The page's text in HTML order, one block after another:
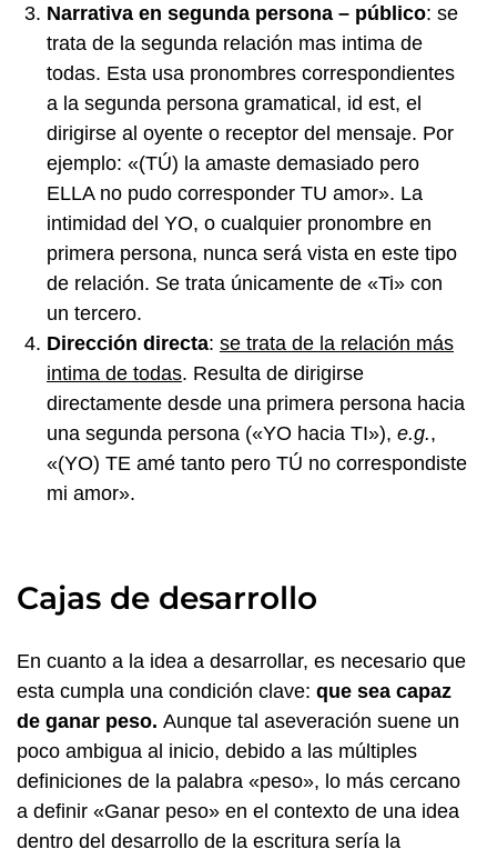
Narrativa en segunda persona – público: se
trata de la segunda relación mas intima de
todas. Esta usa pronombres correspondientes
a la segunda persona gramatical, id est, el
dirigirse al oyente o receptor del mensaje. Por
ejemplo: «(TÚ) la amaste demasiado pero
ELLA no pudo corresponder TU amor». La
intimidad del YO, o cualquier pronombre en
primera persona, nunca será vista en este tipo
de relación. Se trata únicamente de «Ti» con
un tercero.
Dirección directa: se trata de la relación más
intima de todas. Resulta de dirigirse
directamente desde una primera persona hacia
una segunda persona («YO hacia TI»), e.g.,
«(YO) TE amé tanto pero TÚ no correspondiste
mi amor».
Cajas de desarrollo
En cuanto a la idea a desarrollar, es necesario que
esta cumpla una condición clave: que sea capaz
de ganar peso. Aunque tal aseveración suene un
poco ambigua al inicio, debido a las múltiples
definiciones de la palabra «peso», lo más cercano
a definir «Ganar peso» en el contexto de una idea
dentro del desarrollo de la escritura sería la